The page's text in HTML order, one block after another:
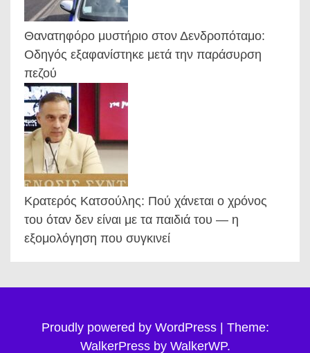
Θανατηφόρο μυστήριο στον Δενδροπόταμο:
Οδηγός εξαφανίστηκε μετά την παράσυρση
πεζού
Κρατερός Κατσούλης: Πού χάνεται ο χρόνος
του όταν δεν είναι με τα παιδιά του — η
εξομολόγηση που συγκινεί
Proudly powered by WordPress
Theme:
WalkerPress by WalkerWP.